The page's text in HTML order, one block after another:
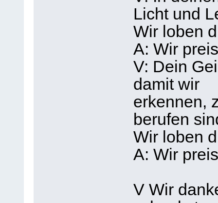
Licht und
Wir loben
A: Wir
V: Dein
damit wir
erkennen,
berufen
Wir loben
A: Wir
V Wir